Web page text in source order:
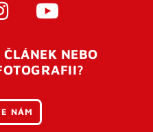
NEBO
NÁM